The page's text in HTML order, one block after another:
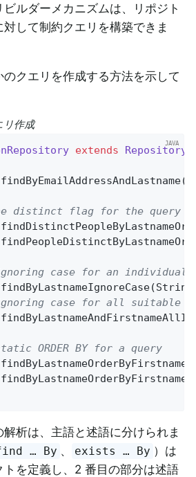
ルダーメカニズムは、リポジト
対して制約クエリを構築できま
クエリを作成する方法を示して
リ作成
extends Repository
findByEmailAddressAndLastname
distinct flag for the query
case for an individual
findByLastnameIgnoreCase(String
case for all suitable
ORDER BY for a query
析は、主語と述語に分けられま
… By 、 exists … By ）は
トを定義し、2 番目の部分は述語